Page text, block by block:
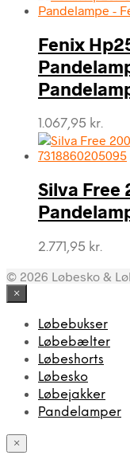
pris
Fenix
1.067,95 kr.
Silva Free
2.771,95 kr.
© 2026 Løbesko &
×
Løbebukser
Løbebælter
Løbeshorts
Løbesko
Løbejakker
Pandelamper
×